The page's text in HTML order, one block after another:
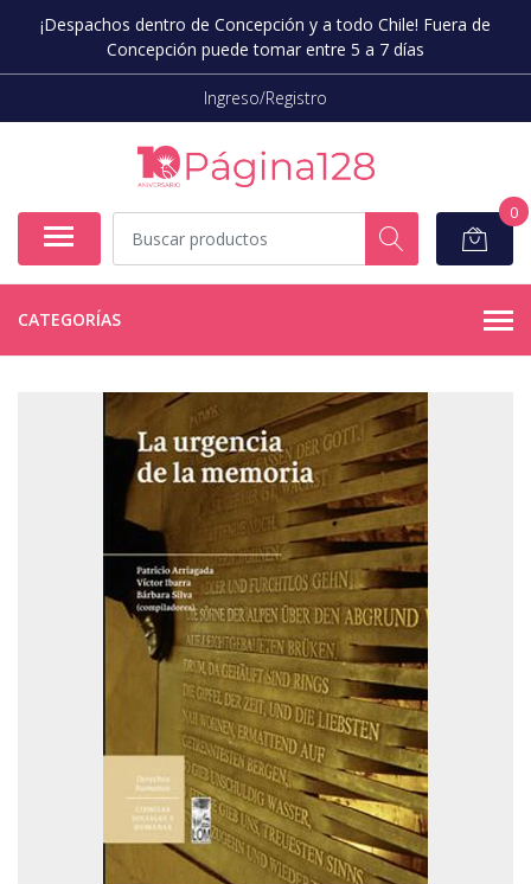
¡Despachos dentro de Concepción y a todo Chile! Fuera de
Concepción puede tomar entre 5 a 7 días
Ingreso/Registro
0
CATEGORÍAS